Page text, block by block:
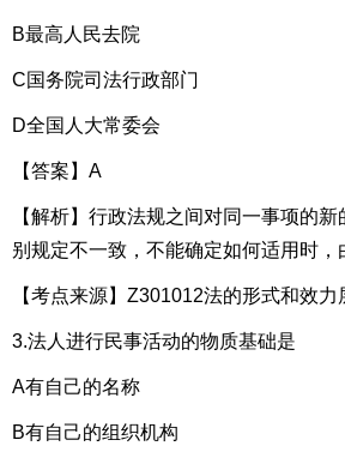
B最高人民去院
C国务院司法行政部门
D全国人大常委会
【答案】A
【解析】行政法规之间对同一事项的
别规定不一致，不能确定如何适用时，
【考点来源】Z301012法的形式和效力
3.法人进行民事活动的物质基础是
A有自己的名称
B有自己的组织机构